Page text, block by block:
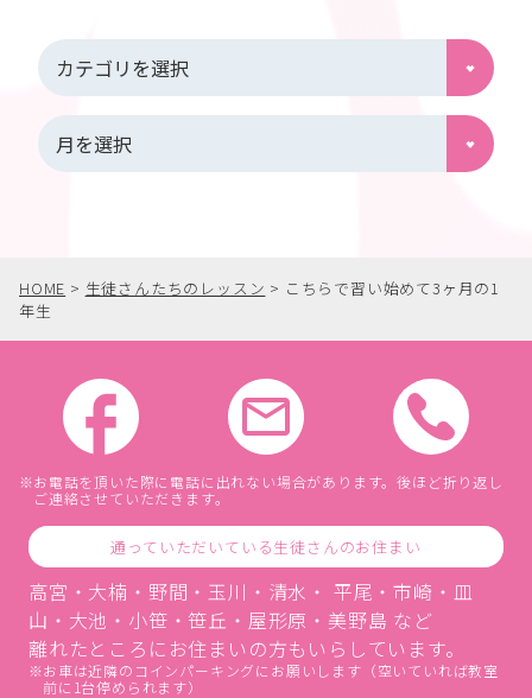
HOME > 生徒さんたちのレッスン > こちらで習い始めて3ヶ月の1
年生
お電話を頂いた際に電話に出れない場合があります。後ほど折り返し
ご連絡させていただきます。
通っていただいている生徒さんのお住まい
高宮・大楠・野間・玉川・清水・ 平尾・市崎・皿
山・大池・小笹・笹丘・屋形原・美野島 など
離れたところにお住まいの方もいらしています。
お車は近隣のコインパーキングにお願いします（空いていれば教室
前に1台停められます）